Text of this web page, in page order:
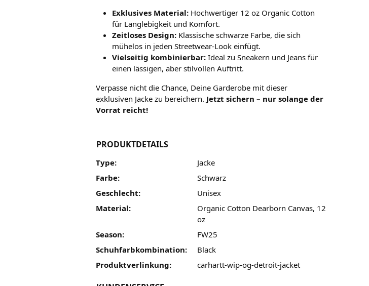
Exklusives Material: Hochwertiger 12 oz Organic Cotton
für Langlebigkeit und Komfort.
Zeitloses Design: Klassische schwarze Farbe, die sich
mühelos in jeden Streetwear-Look einfügt.
Vielseitig kombinierbar: Ideal zu Sneakern und Jeans für
einen lässigen, aber stilvollen Auftritt.
Verpasse nicht die Chance, Deine Garderobe mit dieser
exklusiven Jacke zu bereichern. Jetzt sichern – nur solange der
Vorrat reicht!
PRODUKTDETAILS
Type:
Jacke
Farbe:
Schwarz
Geschlecht:
Unisex
Material:
Organic Cotton Dearborn Canvas, 12
oz
Season:
FW25
Schuhfarbkombination:
Black
Produktverlinkung:
carhartt-wip-og-detroit-jacket